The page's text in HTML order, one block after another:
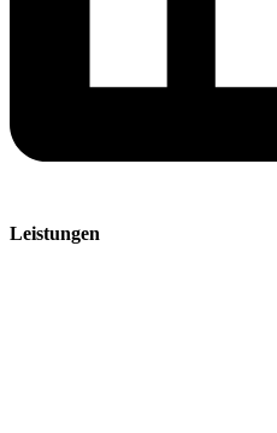
Leistungen